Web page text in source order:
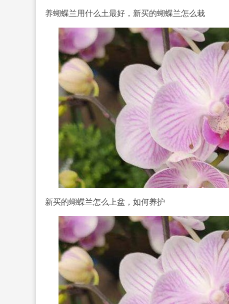
养蝴蝶兰用什么土最好，新买的蝴蝶兰怎么栽
新买的蝴蝶兰怎么上盆，如何养护